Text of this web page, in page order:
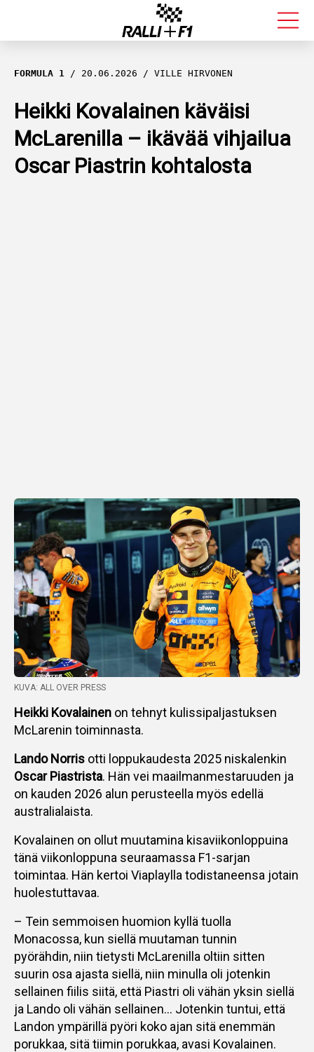
FORMULA 1
RALLI
KALLE ROVANPERÄ
VALTTERI BOTTAS
FORMULA 1 20.06.2026 VILLE HIRVONEN
Heikki Kovalainen käväisi
McLarenilla – ikävää vihjailua
Oscar Piastrin kohtalosta
KUVA: ALL OVER PRESS
Heikki Kovalainen on tehnyt kulissipaljastuksen
McLarenin toiminnasta.
Lando Norris otti loppukaudesta 2025 niskalenkin
Oscar Piastrista. Hän vei maailmanmestaruuden ja
on kauden 2026 alun perusteella myös edellä
australialaista.
Kovalainen on ollut muutamina kisaviikonloppuina
tänä viikonloppuna seuraamassa F1-sarjan
toimintaa. Hän kertoi Viaplaylla todistaneensa jotain
huolestuttavaa.
– Tein semmoisen huomion kyllä tuolla
Monacossa, kun siellä muutaman tunnin
pyörähdin, niin tietysti McLarenilla oltiin sitten
suurin osa ajasta siellä, niin minulla oli jotenkin
sellainen fiilis siitä, että Piastri oli vähän yksin siellä
ja Lando oli vähän sellainen… Jotenkin tuntui, että
Landon ympärillä pyöri koko ajan sitä enemmän
porukkaa, sitä tiimin porukkaa, avasi Kovalainen.